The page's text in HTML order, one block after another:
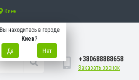
Киев
Вы находитесь в городе
Киев?
Да
Нет
+380688888658
Заказать звонок